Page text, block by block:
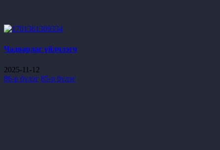
Чадварлаг үйлчлэгч
2025-11-12
86-р бүлэг 85-р бүлэг